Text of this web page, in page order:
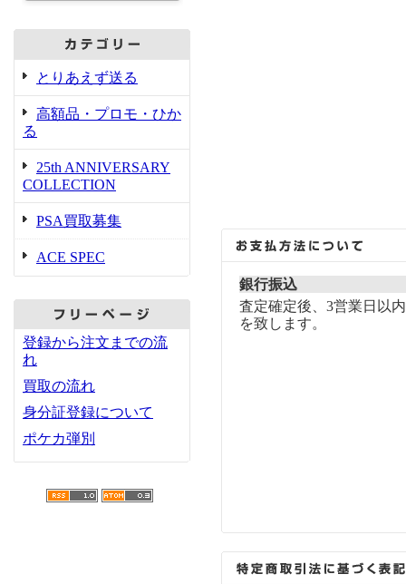
とりあえず送る
高額品・プロモ・ひか
る
25th ANNIVERSARY
COLLECTION
PSA買取募集
ACE SPEC
登録から注文までの流
れ
買取の流れ
身分証登録について
ポケカ弾別
銀行振込
査定確定後、3営業日以
を致します。